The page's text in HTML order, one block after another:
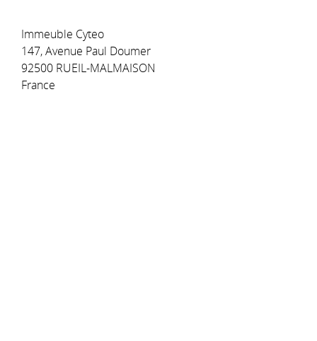
Immeuble Cyteo
147, Avenue Paul Doumer
92500 RUEIL-MALMAISON
France